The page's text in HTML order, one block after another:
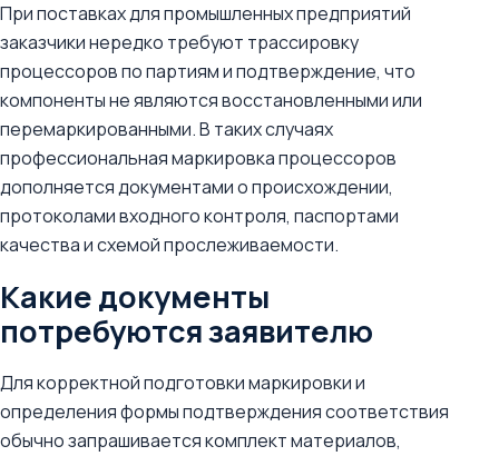
При поставках для промышленных предприятий
заказчики нередко требуют трассировку
процессоров по партиям и подтверждение, что
компоненты не являются восстановленными или
перемаркированными. В таких случаях
профессиональная маркировка процессоров
дополняется документами о происхождении,
протоколами входного контроля, паспортами
качества и схемой прослеживаемости.
Какие документы
потребуются заявителю
Для корректной подготовки маркировки и
определения формы подтверждения соответствия
обычно запрашивается комплект материалов,